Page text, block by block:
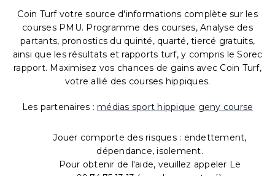
Coin Turf votre source d'informations complète sur les
courses PMU. Programme des courses, Analyse des
partants, pronostics du quinté, quarté, tiercé gratuits,
ainsi que les résultats et rapports turf, y compris le Sorec
rapport. Maximisez vos chances de gains avec Coin Turf,
votre allié des courses hippiques.
Les partenaires : médias sport hippique geny course
Jouer comporte des risques : endettement,
dépendance, isolement.
Pour obtenir de l'aide, veuillez appeler Le